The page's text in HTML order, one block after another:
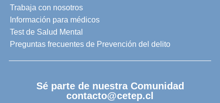
Trabaja con nosotros
Información para médicos
Test de Salud Mental
Preguntas frecuentes de Prevención del delito
Sé parte de nuestra Comunidad
contacto@cetep.cl